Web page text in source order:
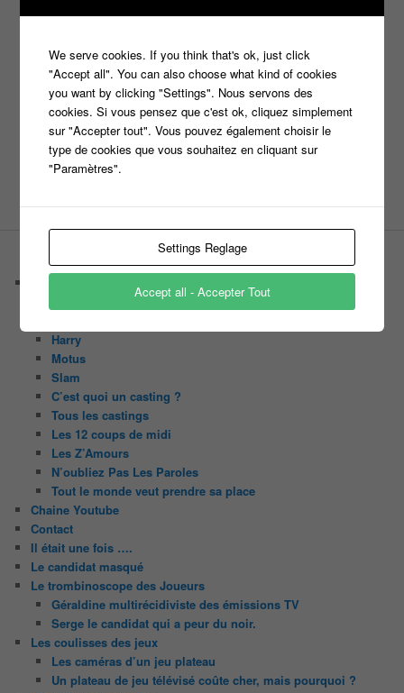
Maestro Masters money drop
n'oubliez pas les paroles
N'oubliez pas les paroles nagui noplp nrj12
Olivier Minne pékin express tf1
PAGES
C’est quoi un casteur ?
Harry
Motus
Slam
C’est quoi un casting ?
Tous les castings
Les 12 coups de midi
Les Z’Amours
N’oubliez Pas Les Paroles
Tout le monde veut prendre sa place
Chaine Youtube
Contact
Il était une fois ….
Le candidat masqué
Le trombinoscope des Joueurs
Géraldine multirécidiviste des émissions TV
Serge le candidat qui a peur du noir.
Les coulisses des jeux
Les caméras d’un jeu plateau
Un plateau de jeu télévisé coûte cher, mais pourquoi ?
We serve cookies. If you think that's ok, just click
"Accept all". You can also choose what kind of cookies
you want by clicking "Settings". Nous servons des
cookies. Si vous pensez que c'est ok, cliquez simplement
sur "Accepter tout". Vous pouvez également choisir le
type de cookies que vous souhaitez en cliquant sur
"Paramètres".
Settings Reglage
Accept all - Accepter Tout